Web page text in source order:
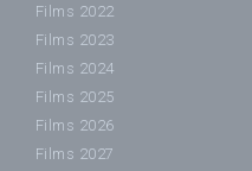
Films 2022
Films 2023
Films 2024
Films 2025
Films 2026
Films 2027